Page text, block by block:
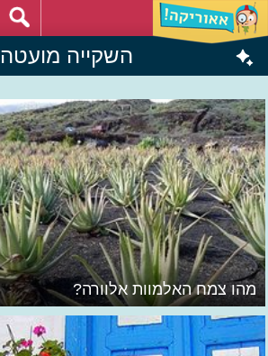
השקייה מועטה
מהו צמח האלמוות אלוורה?